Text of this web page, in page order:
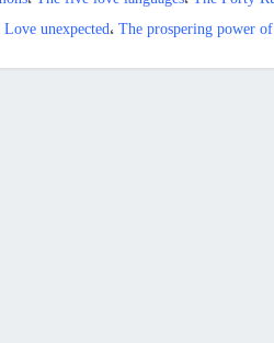
Love unexpected، The prospering power